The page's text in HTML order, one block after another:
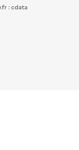
: cdata